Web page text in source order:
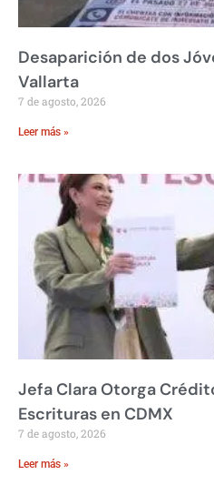
Desaparición de dos
Vallarta
7 de agosto, 2026
Leer más »
Jefa Clara Otorga
Escrituras en CDMX
7 de agosto, 2026
Leer más »